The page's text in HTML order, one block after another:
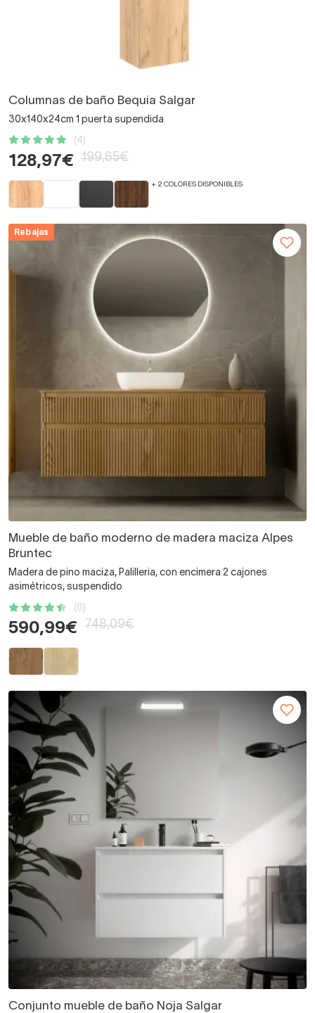
Columnas de baño Bequia Salgar
30x140x24cm 1 puerta supendida
(4)
128,97€ 199,65€
+ 2 COLORES DISPONIBLES
Rebajas
Mueble de baño moderno de madera maciza Alpes
Bruntec
Madera de pino maciza, Palilleria, con encimera 2 cajones
asimétricos, suspendido
(6)
590,99€ 748,09€
Conjunto mueble de baño Noja Salgar